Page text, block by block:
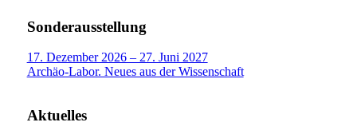
Sonderausstellung
17. Dezember 2026 – 27. Juni 2027
Archäo-Labor. Neues aus der Wissenschaft
Aktuelles